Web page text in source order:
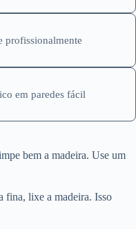
profissionalmente
em paredes fácil
bem a madeira. Use um
fina, lixe a madeira. Isso